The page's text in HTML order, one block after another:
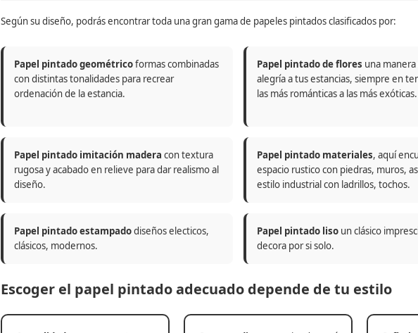
Según su diseño, podrás encontrar toda una gran gama de papeles pintados clasificados por:
Papel pintado geométricoformas combinadas
con distintas tonalidades para recrear
ordenación de la estancia.
Papel pintado de flores una
alegría a tus estancias, siempre en
las más románticas a las más exóticas.
Papel pintado imitación madera con textura
rugosa y acabado en relieve para dar realismo al
diseño.
Papel pintado materiales, aquí
espacio rustico con piedras, muros,
estilo industrial con ladrillos, tochos.
Papel pintado estampadodiseños electicos,
clásicos, modernos.
Papel pintado liso un clásico
decora por si solo.
Escoger el papel pintado adecuado depende de tu estilo